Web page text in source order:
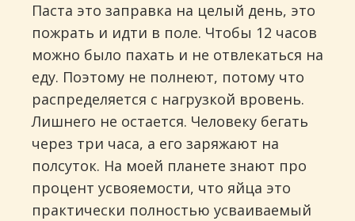
Паста это заправка на целый день, это
пожрать и идти в поле. Чтобы 12 часов
можно было пахать и не отвлекаться на
еду. Поэтому не полнеют, потому что
распределяется с нагрузкой вровень.
Лишнего не остается. Человеку бегать
через три часа, а его заряжают на
полсуток. На моей планете знают про
процент усвояемости, что яйца это
практически полностью усваиваемый